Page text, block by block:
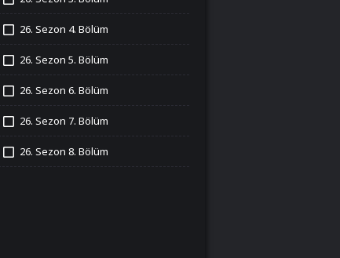
26. Sezon 4. Bölüm
26. Sezon 5. Bölüm
26. Sezon 6. Bölüm
26. Sezon 7. Bölüm
26. Sezon 8. Bölüm